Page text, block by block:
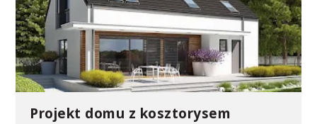
Projekt domu z kosztorysem